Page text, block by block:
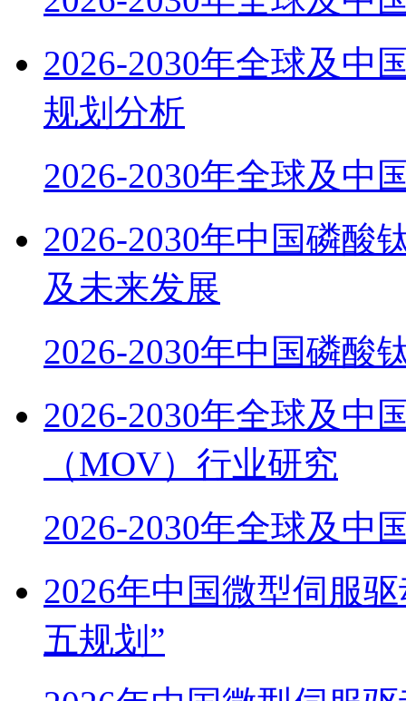
2026-2030年全球及中
规划分析
2026-2030年全球及中
2026-2030年中国磷酸
及未来发展
2026-2030年中国磷酸
2026-2030年全球及中
（MOV）行业研究
2026-2030年全球及中
2026年中国微型伺服
五规划”